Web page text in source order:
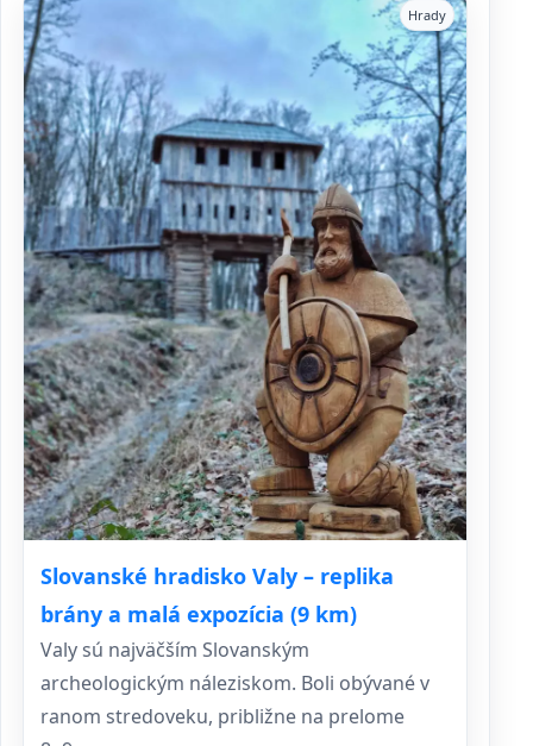
Slovanské hradisko Valy – replika
brány a malá expozícia (9 km)
Hrady
Valy sú najväčším Slovanským
archeologickým náleziskom. Boli obývané v
ranom stredoveku, približne na prelome